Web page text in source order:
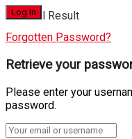
View All Result
Forgotten Password?
Retrieve your
Please enter your
password.